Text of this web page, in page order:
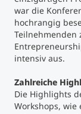
war die
hochrangig
Teilnehmenden
intensiv aus.
Zahlreiche
Die Highlights
Workshops,